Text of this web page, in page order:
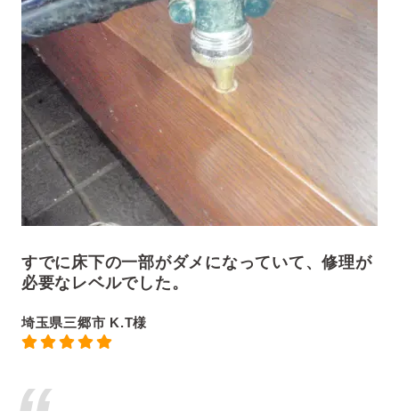
すでに床下の一部がダメになっていて、修理が
必要なレベルでした。
埼玉県三郷市 K.T様